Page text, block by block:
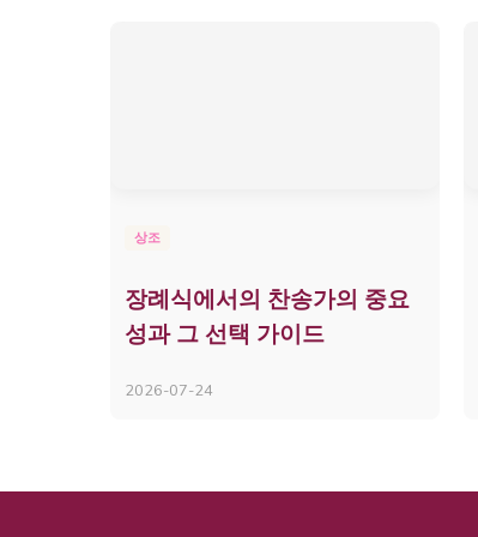
상조
장례식에서의 찬송가의 중요
성과 그 선택 가이드
2026-07-24